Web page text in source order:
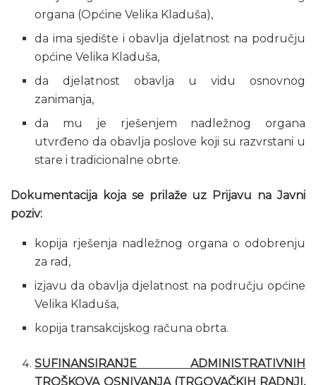
organa (Općine Velika Kladuša),
da ima sjedište i obavlja djelatnost na području
općine Velika Kladuša,
da djelatnost obavlja u vidu osnovnog
zanimanja,
da mu je rješenjem nadležnog organa
utvrđeno da obavlja poslove koji su razvrstani u
stare i tradicionalne obrte.
Dokumentacija koja se prilaže uz Prijavu na Javni
poziv:
kopija rješenja nadležnog organa o odobrenju
za rad,
izjavu da obavlja djelatnost na području općine
Velika Kladuša,
kopija transakcijskog računa obrta.
SUFINANSIRANJE ADMINISTRATIVNIH
TROŠKOVA OSNIVANJA (TRGOVAČKIH RADNJI,